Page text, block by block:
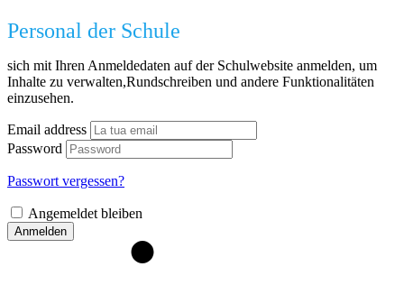
Personal der Schule
sich mit Ihren Anmeldedaten auf der Schulwebsite anmelden, um
Inhalte zu verwalten,Rundschreiben und andere Funktionalitäten
einzusehen.
Email address
Password
Passwort vergessen?
Angemeldet bleiben
Anmelden